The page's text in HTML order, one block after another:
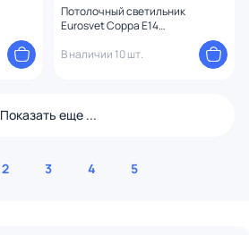
Потолочный светильник
Eurosvet Coppa E14
В наличии 10 шт.
Показать еще ...
2 3 4 5